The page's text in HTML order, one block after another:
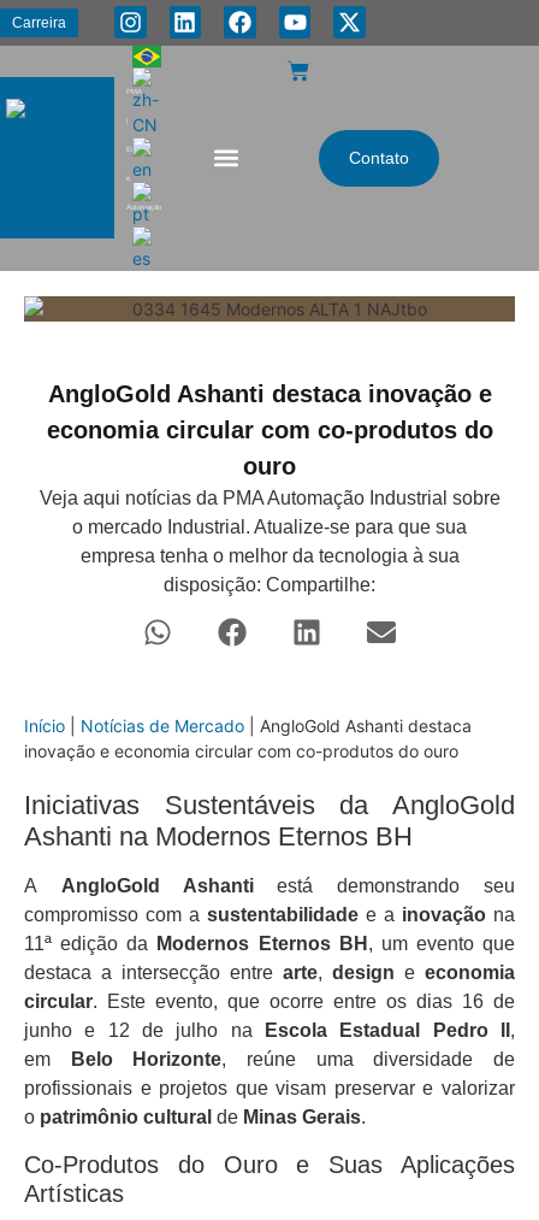
Carreira
PMA
Energia
e
Automação
Contato
AngloGold Ashanti destaca inovação e
economia circular com co-produtos do
ouro
Veja aqui notícias da PMA Automação Industrial sobre
o mercado Industrial. Atualize-se para que sua
empresa tenha o melhor da tecnologia à sua
disposição: Compartilhe:
Início Notícias de Mercado
AngloGold Ashanti destaca
inovação e economia circular com co-produtos do ouro
Iniciativas Sustentáveis da AngloGold
Ashanti na Modernos Eternos BH
A AngloGold Ashantiestá demonstrando seu
compromisso com a sustentabilidade e a inovação na
11ª edição da
Modernos Eternos BH , um evento que
destaca a intersecção entre arte, design e economia
circular. Este evento, que ocorre entre os dias 16 de
junho e 12 de julho na
Escola Estadual Pedro II ,
em
Belo Horizonte, reúne uma diversidade de
profissionais e projetos que visam preservar e valorizar
o patrimônio cultural de Minas Gerais.
Co-Produtos do Ouro e Suas Aplicações
Artísticas